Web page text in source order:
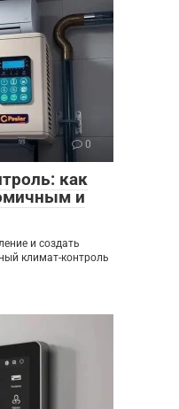
0
как
и
и создать
климат-контроль